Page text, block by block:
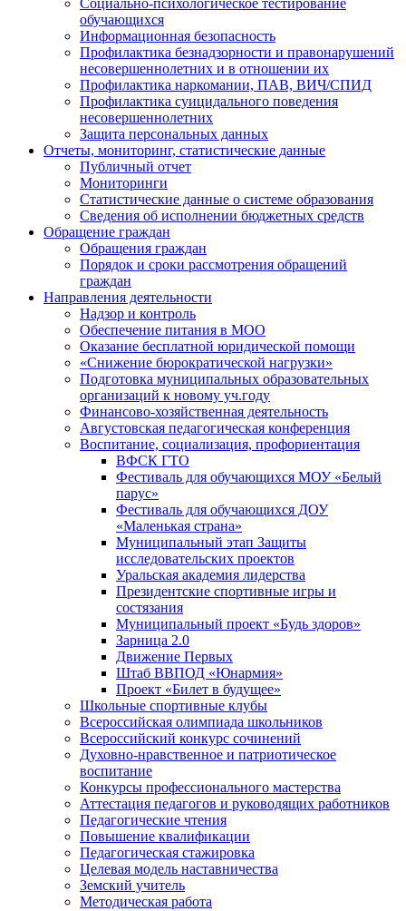
Социально-психологическое тестирование
обучающихся
Информационная безопасность
Профилактика безнадзорности и правонарушений
несовершеннолетних и в отношении их
Профилактика наркомании, ПАВ, ВИЧ/СПИД
Профилактика суицидального поведения
несовершеннолетних
Защита персональных данных
Отчеты, мониторинг, статистические данные
Публичный отчет
Мониторинги
Статистические данные о системе образования
Сведения об исполнении бюджетных средств
Обращение граждан
Обращения граждан
Порядок и сроки рассмотрения обращений
граждан
Направления деятельности
Надзор и контроль
Обеспечение питания в МОО
Оказание бесплатной юридической помощи
«Снижение бюрократической нагрузки»
Подготовка муниципальных образовательных
организаций к новому уч.году
Финансово-хозяйственная деятельность
Августовская педагогическая конференция
Воспитание, социализация, профориентация
ВФСК ГТО
Фестиваль для обучающихся МОУ «Белый
парус»
Фестиваль для обучающихся ДОУ
«Маленькая страна»
Муниципальный этап Защиты
исследовательских проектов
Уральская академия лидерства
Президентские спортивные игры и
состязания
Муниципальный проект «Будь здоров»
Зарница 2.0
Движение Первых
Штаб ВВПОД «Юнармия»
Проект «Билет в будущее»
Школьные спортивные клубы
Всероссийская олимпиада школьников
Всероссийский конкурс сочинений
Духовно-нравственное и патриотическое
воспитание
Конкурсы профессионального мастерства
Аттестация педагогов и руководящих работников
Педагогические чтения
Повышение квалификации
Педагогическая стажировка
Целевая модель наставничества
Земский учитель
Методическая работа